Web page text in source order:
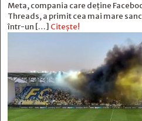
Meta, compania care deține
Threads, a primit cea mai mare
într-un […] Citește!